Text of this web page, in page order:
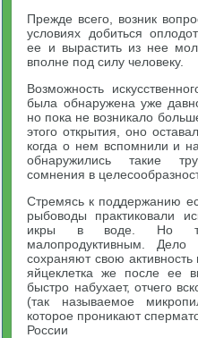
Прежде всего, возник
условиях добиться
ее и вырастить из нее
вполне под силу человеку.
Возможность
была обнаружена уже
но пока не возникало
этого открытия, оно
когда о нем вспомнили и
обнаружились такие
сомнения в
Стремясь к поддержанию
рыбоводы практиковали
икры в воде. Но
малопродуктивным.
сохраняют свою активность
яйцеклетка же после ее
быстро набухает, отчего
(так называемое
которое проникают
России